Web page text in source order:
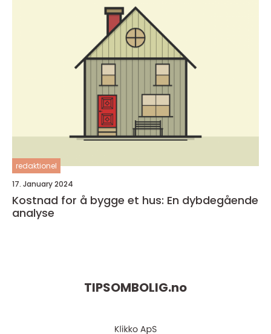
redaktionel
17. January 2024
Kostnad for å bygge et hus: En dybdegående
analyse
TIPSOMBOLIG.no